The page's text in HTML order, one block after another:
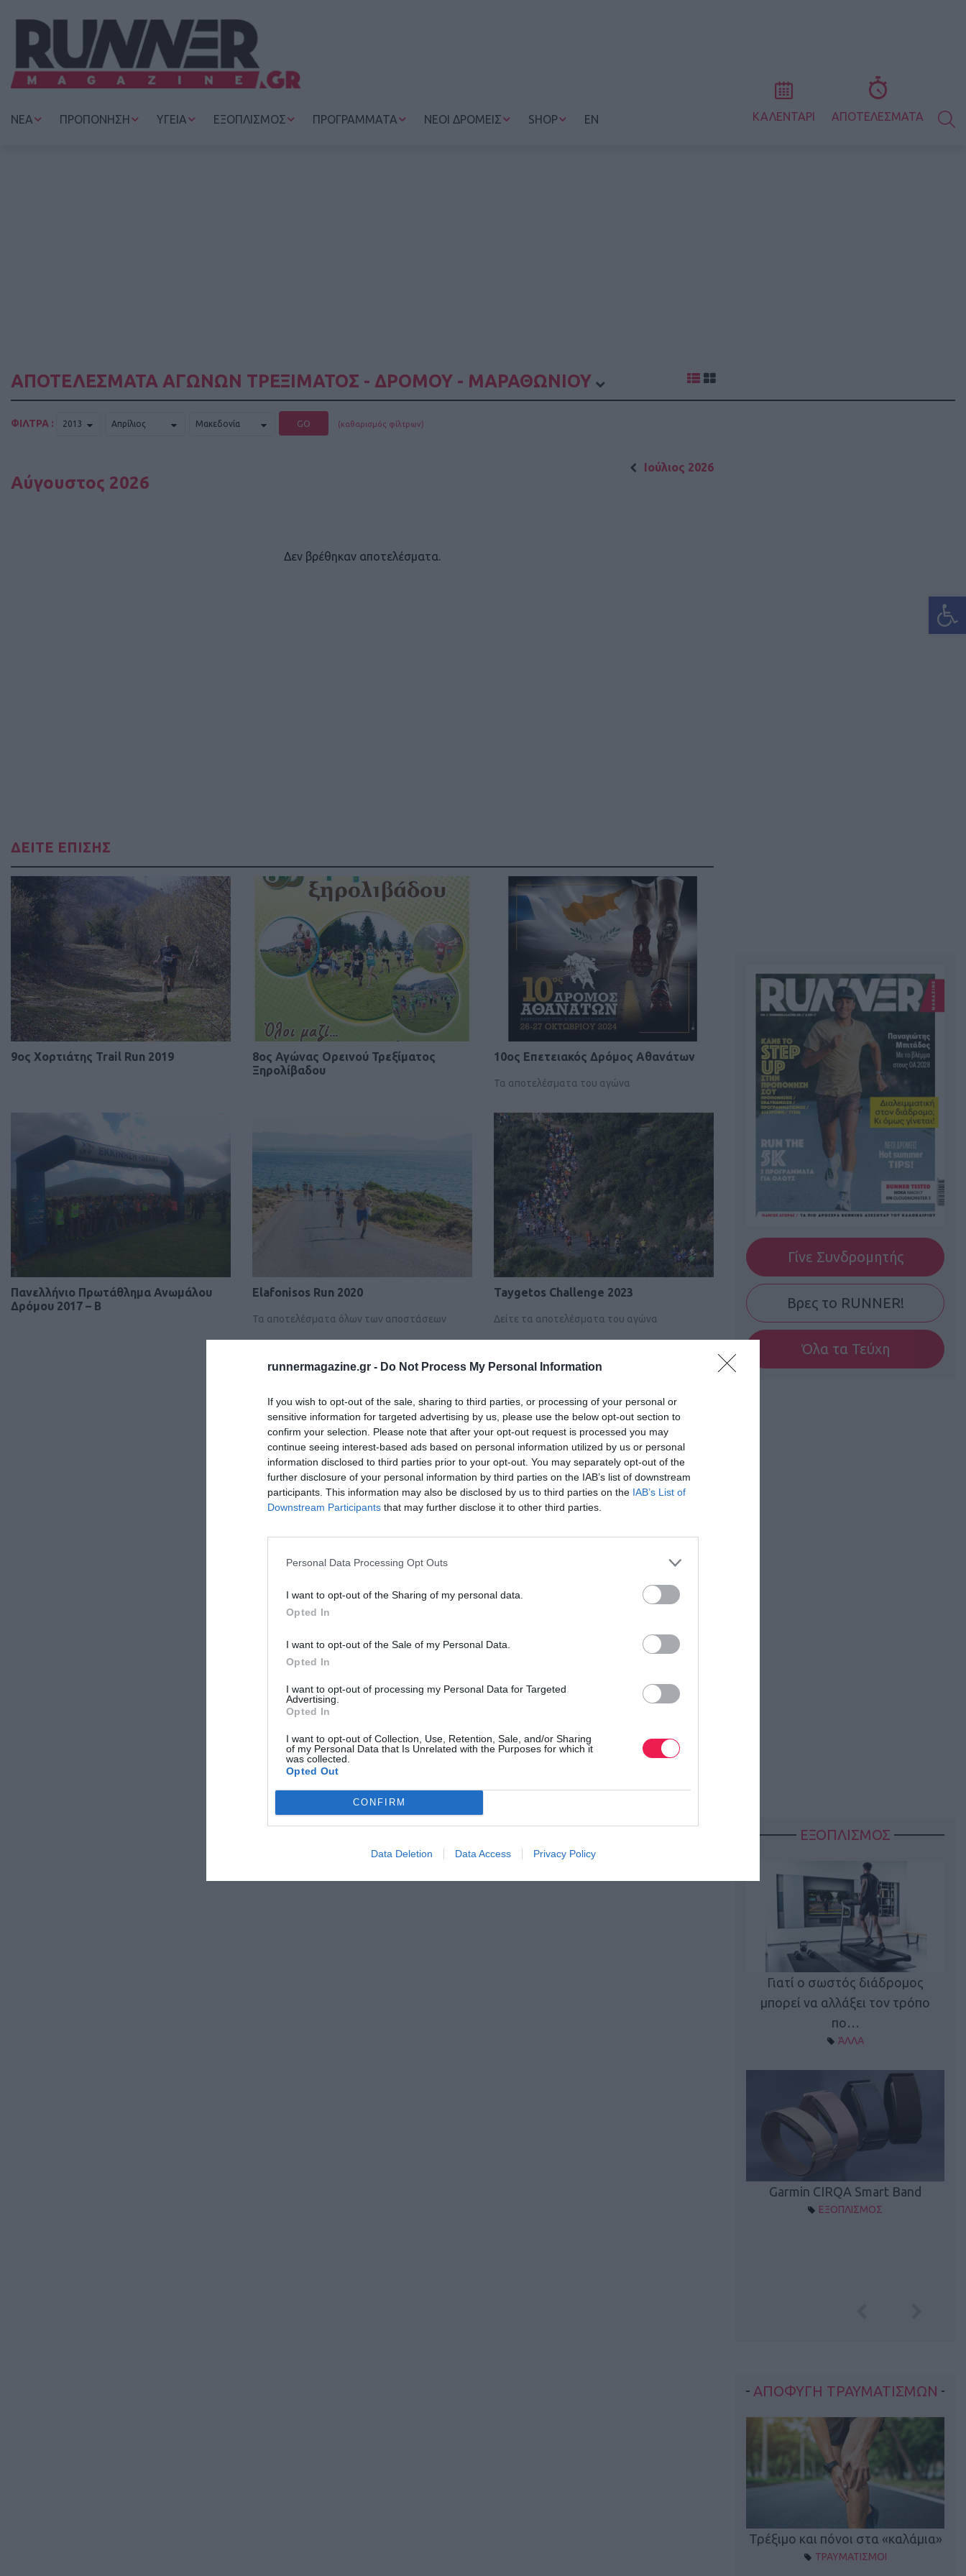
runnermagazine.gr - Do Not Process My Personal Information
If you wish to opt-out of the sale, sharing to third parties, or processing of your personal or
sensitive information for targeted advertising by us, please use the below opt-out section to
confirm your selection. Please note that after your opt-out request is processed you may
continue seeing interest-based ads based on personal information utilized by us or personal
information disclosed to third parties prior to your opt-out. You may separately opt-out of the
further disclosure of your personal information by third parties on the IAB’s list of downstream
participants. This information may also be disclosed by us to third parties on the IAB’s List of
Downstream Participants that may further disclose it to other third parties.
Personal Data Processing Opt Outs
I want to opt-out of the Sharing of my personal data.
Opted In
I want to opt-out of the Sale of my Personal Data.
Opted In
I want to opt-out of processing my Personal Data for Targeted
Advertising.
Opted In
I want to opt-out of Collection, Use, Retention, Sale, and/or Sharing
of my Personal Data that Is Unrelated with the Purposes for which it
was collected.
Opted Out
CONFIRM
Data Deletion Data Access Privacy Policy
ΝΕΑ ΠΡΟΠΟΝΗΣΗ ΥΓΕΙΑ ΕΞΟΠΛΙΣΜΟΣ ΠΡΟΓΡΑΜΜΑΤΑ ΝΕΟΙ ΔΡΟΜΕΙΣ SHOP EN ΚΑΛΕΝΤΑΡΙ ΑΠΟΤΕΛΕΣΜΑΤΑ
ΑΠΟΤΕΛΕΣΜΑΤΑ ΑΓΩΝΩΝ ΤΡΕΞΙΜΑΤΟΣ - ΔΡΟΜΟΥ - ΜΑΡΑΘΩΝΙΟΥ
ΦΙΛΤΡΑ : GO (καθαρισμός φίλτρων)
Ιούλιος 2026
Αύγουστος 2026
Δεν βρέθηκαν αποτελέσματα.
ΔΕΙΤΕ ΕΠΙΣΗΣ
9ος Χορτιάτης Trail Run 2019
8ος Αγώνας Ορεινού Τρεξίματος
Ξηρολίβαδου
10ος Επετειακός Δρόμος Αθανάτων
Τα αποτελέσματα του αγώνα
Πανελλήνιο Πρωτάθλημα Ανωμάλου
Δρόμου 2017 – Β
Elafonisos Run 2020
Τα αποτελέσματα όλων των αποστάσεων
Taygetos Challenge 2023
Δείτε τα αποτελέσματα του αγώνα
Γίνε Συνδρομητής
Βρες το RUNNER!
Όλα τα Τεύχη
ΕΞΟΠΛΙΣΜΟΣ
Γιατί ο σωστός διάδρομος
μπορεί να αλλάξει τον τρόπο
πο…
ΆΛΛΑ
Garmin CIRQA Smart Band
ΕΞΟΠΛΙΣΜΟΣ
ΑΠΟΦΥΓΗ ΤΡΑΥΜΑΤΙΣΜΩΝ
Τρέξιμο και πόνοι στα «καλάμια»
ΤΡΑΥΜΑΤΙΣΜΟΙ